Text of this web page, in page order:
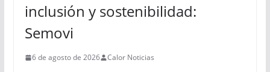
inclusión y sostenibilidad:
Semovi
6 de agosto de 2026 Calor Noticias